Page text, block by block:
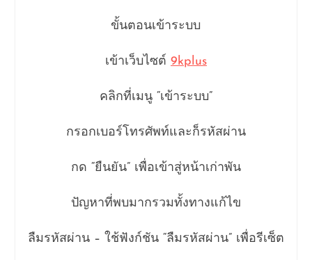
ขั้นตอนเข้าระบบ
เข้าเว็บไซต์ 9kplus
คลิกที่เมนู “เข้าระบบ”
กรอกเบอร์โทรศัพท์และก็รหัสผ่าน
กด “ยืนยัน” เพื่อเข้าสู่หน้าเก่าพัน
ปัญหาที่พบมากรวมทั้งทางแก้ไข
ลืมรหัสผ่าน – ใช้ฟังก์ชัน “ลืมรหัสผ่าน” เพื่อรีเซ็ต